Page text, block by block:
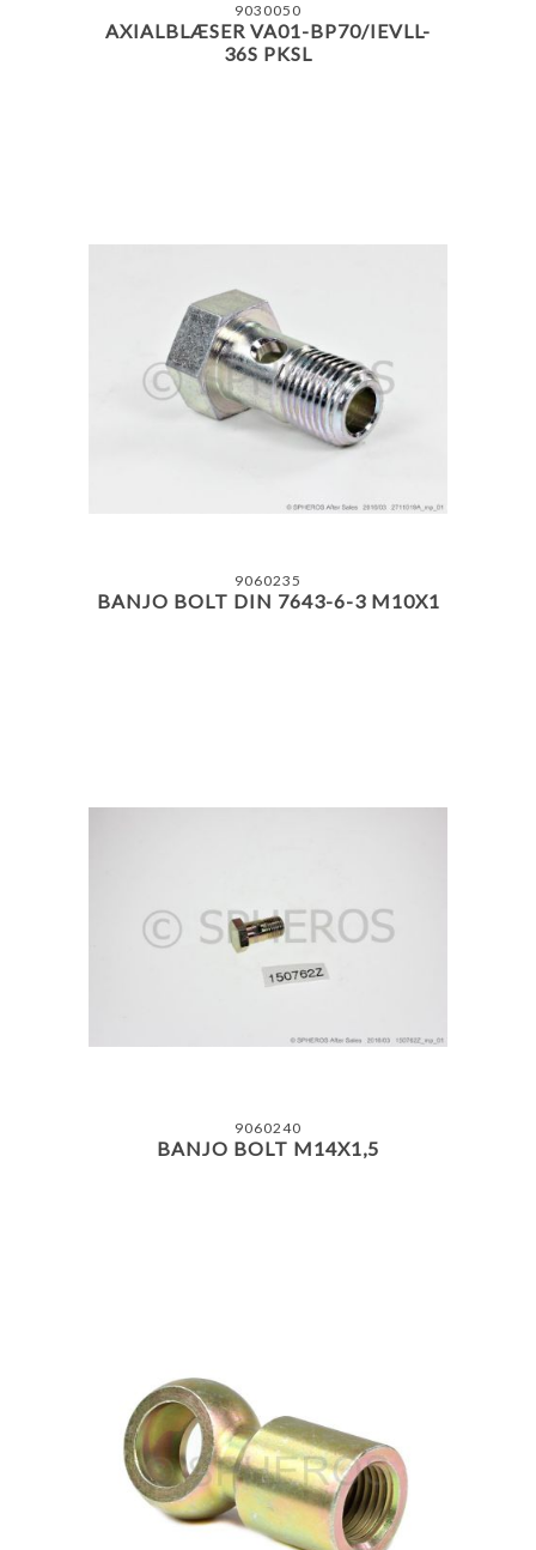
9030050
AXIALBLÆSER VA01-BP70/IEVLL-
36S PKSL
9060235
BANJO BOLT DIN 7643-6-3 M10X1
9060240
BANJO BOLT M14X1,5